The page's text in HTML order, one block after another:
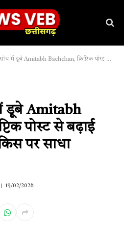
Amitabh Bachchan, क्रिप्टिक पोस्ट से बढ़ाई हलचल, आखिर किस पर साधा निशाना?
डूबे Amitabh
पोस्ट से बढ़ाई
पर साधा
19/02/2026